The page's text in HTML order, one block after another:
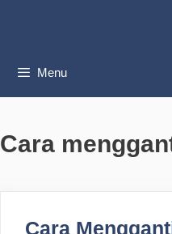
Menu
Cara
Cara